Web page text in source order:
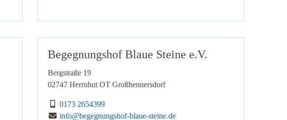
Begegnungshof Blaue Steine e.V.
Bergstraße 19
02747 Herrnhut OT Großhennersdorf
Mobiltelefon:
0173 2654399
E-Mail:
info@begegnungshof-blaue-steine.de